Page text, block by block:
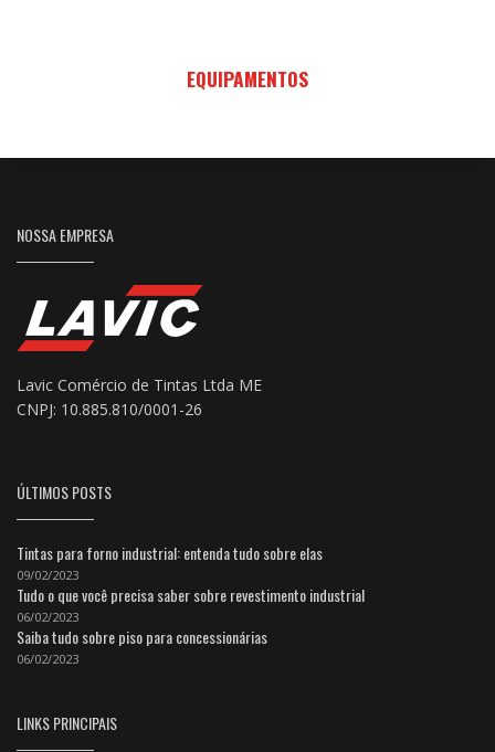
EQUIPAMENTOS
NOSSA EMPRESA
Lavic Comércio de Tintas Ltda ME
CNPJ: 10.885.810/0001-26
ÚLTIMOS POSTS
Tintas para forno industrial: entenda tudo sobre elas
09/02/2023
Tudo o que você precisa saber sobre revestimento industrial
06/02/2023
Saiba tudo sobre piso para concessionárias
06/02/2023
LINKS PRINCIPAIS